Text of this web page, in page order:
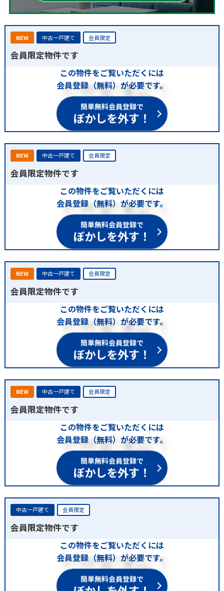
NEW 中古一戸建て 会員限定
会員限定物件です
この物件をご覧いただくには
会員登録（無料）が必要です。
簡単無料会員登録で
ぼかしを外す！
NEW 中古一戸建て 会員限定
会員限定物件です
この物件をご覧いただくには
会員登録（無料）が必要です。
簡単無料会員登録で
ぼかしを外す！
NEW 中古一戸建て 会員限定
会員限定物件です
この物件をご覧いただくには
会員登録（無料）が必要です。
簡単無料会員登録で
ぼかしを外す！
NEW 中古一戸建て 会員限定
会員限定物件です
この物件をご覧いただくには
会員登録（無料）が必要です。
簡単無料会員登録で
ぼかしを外す！
中古一戸建て 会員限定
会員限定物件です
この物件をご覧いただくには
会員登録（無料）が必要です。
簡単無料会員登録で